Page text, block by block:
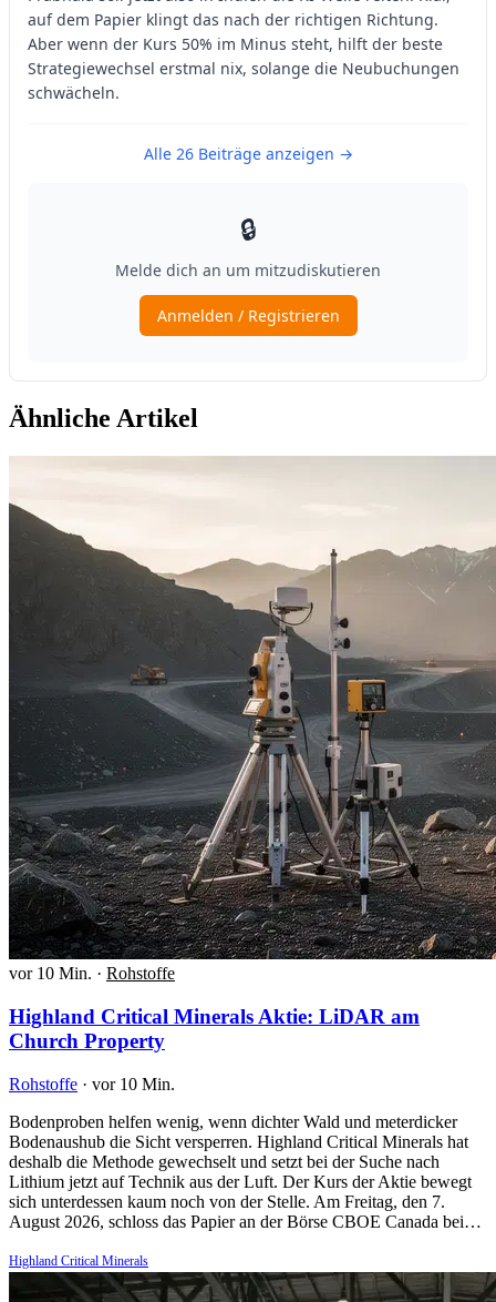
Ähnliche Artikel
vor 10 Min. · Rohstoffe
Highland Critical Minerals Aktie: LiDAR am
Church Property
Rohstoffe · vor 10 Min.
Bodenproben helfen wenig, wenn dichter Wald und meterdicker
Bodenaushub die Sicht versperren. Highland Critical Minerals hat
deshalb die Methode gewechselt und setzt bei der Suche nach
Lithium jetzt auf Technik aus der Luft. Der Kurs der Aktie bewegt
sich unterdessen kaum noch von der Stelle. Am Freitag, den 7.
August 2026, schloss das Papier an der Börse CBOE Canada bei…
Highland Critical Minerals